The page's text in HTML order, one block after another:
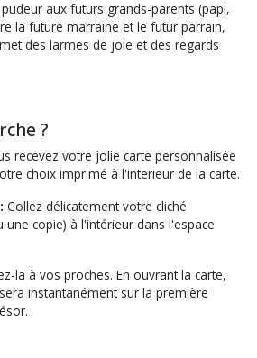
aux futurs grands-parents (papi,
la future marraine et le futur parrain,
des larmes de joie et des regards
?
recevez votre jolie carte personnalisée
choix imprimé à l'interieur de la carte.
Collez délicatement votre cliché
une copie) à l'intérieur dans l'espace
la à vos proches. En ouvrant la carte,
instantanément sur la première